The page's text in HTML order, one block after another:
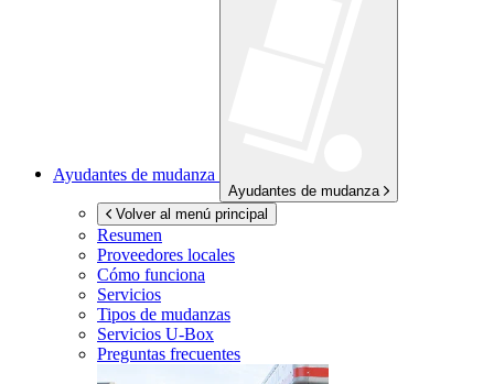
Ayudantes de mudanza
Ayudantes de mudanza
Volver al menú principal
Resumen
Proveedores locales
Cómo funciona
Servicios
Tipos de mudanzas
Servicios U-Box
Preguntas frecuentes